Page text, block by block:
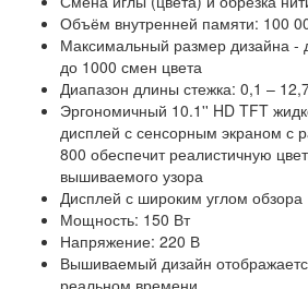
Объём внутренней памяти: 100
Максимальный размер дизайна -
до 1000 смен цвета
Диапазон длины стежка: 0,1 –
Эргономичный 10.1'' HD TFT
дисплей с сенсорным экраном с
800 обеспечит реалистичную
вышиваемого узора
Дисплей с широким углом обзора
Мощность: 150 Вт
Напряжение: 220 В
Вышиваемый дизайн
реальном времени